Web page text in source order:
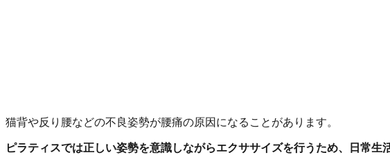
猫背や反り腰などの不良姿勢が腰痛の原因になることがあります。
ピラティスでは正しい姿勢を意識しながらエクササイズを行うため、日常生